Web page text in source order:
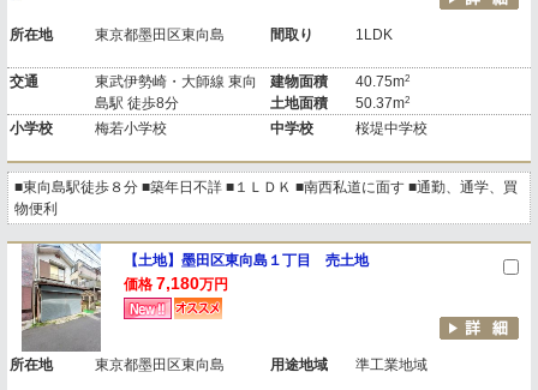
所在地 東京都墨田区東向島 間取り 1LDK
交通
東武伊勢崎・大師線 東向
島駅 徒歩8分
建物面積
土地面積
40.75m2
50.37m2
小学校 梅若小学校 中学校 桜堤中学校
■東向島駅徒歩８分 ■築年日不詳 ■１ＬＤＫ ■南西私道に面す ■通勤、通学、買
物便利
【土地】墨田区東向島１丁目 売土地
価格 7,180万円
所在地 東京都墨田区東向島 用途地域 準工業地域